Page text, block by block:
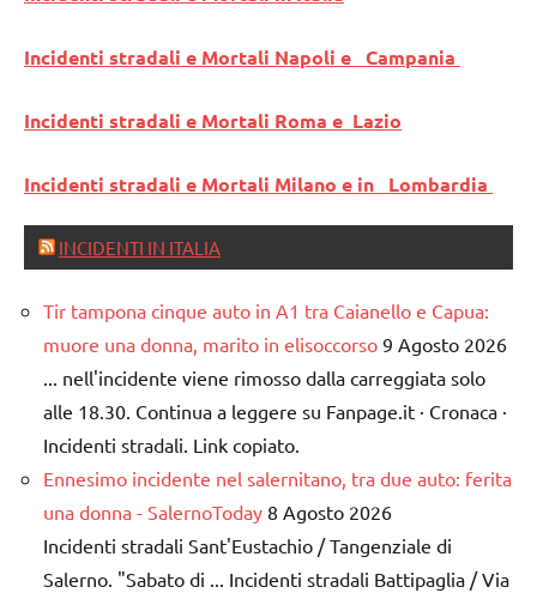
Incidenti stradali e Mortali Napoli e Campania
Incidenti stradali e Mortali Roma e Lazio
Incidenti stradali e Mortali Milano e in Lombardia
INCIDENTI IN ITALIA
Tir tampona cinque auto in A1 tra Caianello e Capua:
muore una donna, marito in elisoccorso 9 Agosto 2026
... nell'incidente viene rimosso dalla carreggiata solo
alle 18.30. Continua a leggere su Fanpage.it · Cronaca ·
Incidenti stradali. Link copiato.
Ennesimo incidente nel salernitano, tra due auto: ferita
una donna - SalernoToday 8 Agosto 2026
Incidenti stradali Sant'Eustachio / Tangenziale di
Salerno. "Sabato di ... Incidenti stradali Battipaglia / Via